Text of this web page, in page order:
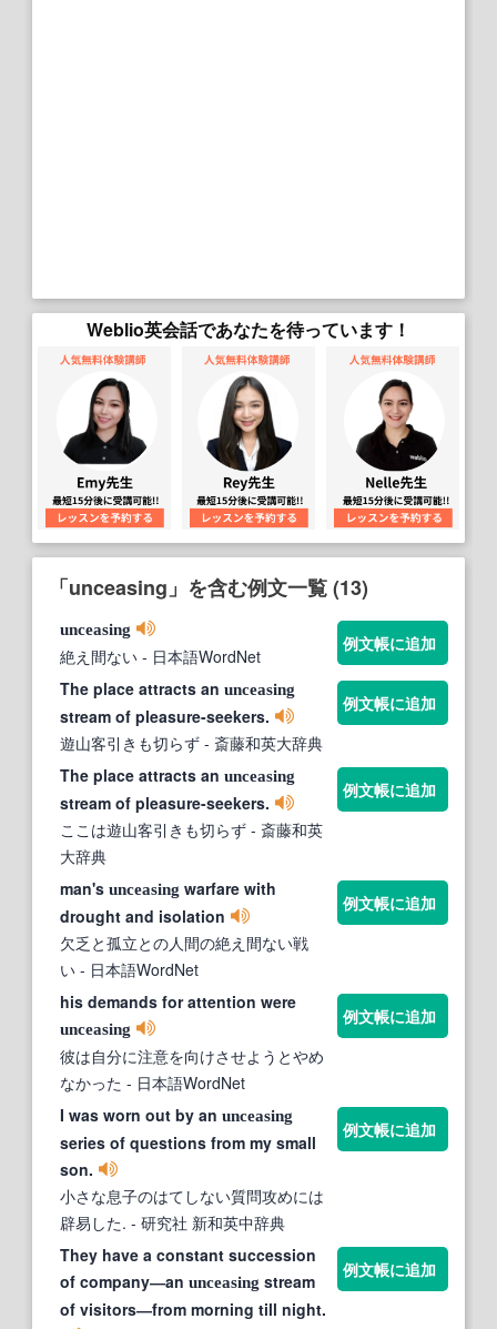
Weblio英会話であなたを待っています！
「unceasing」を含む例文一覧 (13)
unceasing
絶え間ない - 日本語WordNet
例文帳に追加
The place attracts an unceasing
stream of pleasure-seekers.
遊山客引きも切らず - 斎藤和英大辞典
例文帳に追加
The place attracts an unceasing
stream of pleasure-seekers.
ここは遊山客引きも切らず - 斎藤和英
大辞典
例文帳に追加
man's unceasing warfare with
drought and isolation
欠乏と孤立との人間の絶え間ない戦
い - 日本語WordNet
例文帳に追加
his demands for attention were
unceasing
彼は自分に注意を向けさせようとやめ
なかった - 日本語WordNet
例文帳に追加
I was worn out by an unceasing
series of questions from my small
son.
小さな息子のはてしない質問攻めには
辟易した. - 研究社 新和英中辞典
例文帳に追加
They have a constant succession
of company―an unceasing stream
of visitors―from morning till night.
例文帳に追加